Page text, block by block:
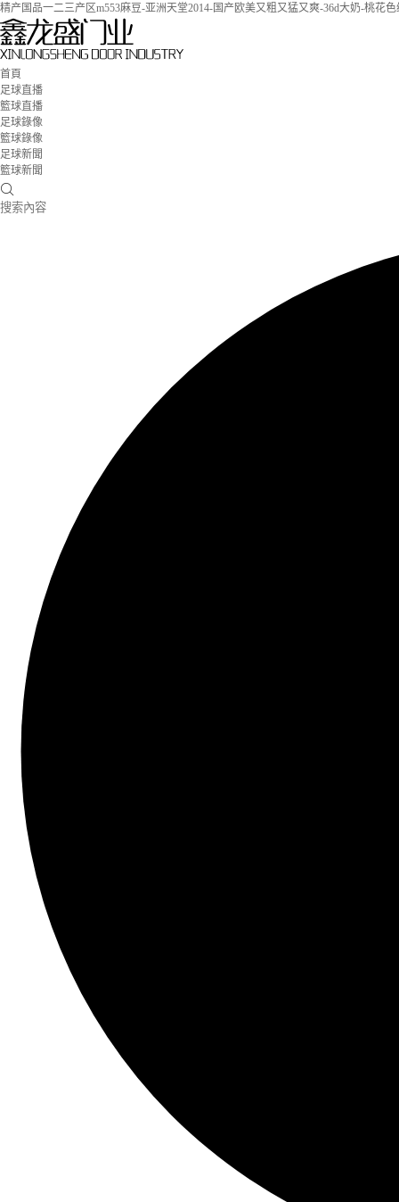
精产国品一二三产区m553麻豆-亚洲天堂2014-国产欧美又粗又猛又爽-36d大奶-桃
首頁
足球直播
籃球直播
足球錄像
籃球錄像
足球新聞
籃球新聞